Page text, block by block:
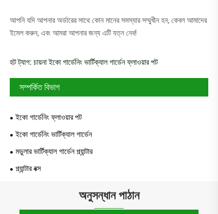
আপনি যদি আপনার অর্ডারের সাথে কোন মানের সমস্যার সম্মুখীন হন, কেবল আমাদের
ইমেল করুন, এবং আমরা আপনার জন্য এটি যত্ন নেব!
হট ট্যাগ: চায়না ইকো গার্ডেনিং ভার্টিক্যাল গার্ডেন ফ্লাওয়ার পট
সম্পর্কিত বিভাগ
ইকো গার্ডেনিং ফ্লাওয়ার পট
ইকো গার্ডেনিং ভার্টিক্যাল গার্ডেন
মডুলার ভার্টিক্যাল গার্ডেন প্ল্যান্টার
প্ল্যান্টার বক্স
অনুসন্ধান পাঠান